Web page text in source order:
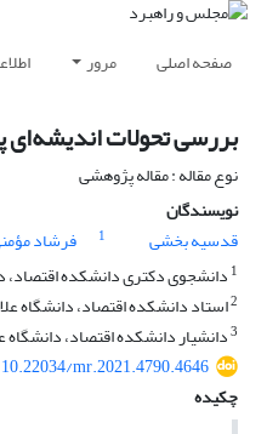
صفحه اصلی مرور
بررسی تحولات اندیشه‌ای
نوع مقاله : مقاله پژوهشی
نویسندگان
قدسیه بخشی
1 فرشاد
1 دانشجوی دکتری دانشکده اقتصاد،
2استاد دانشکده اقتصاد، دانشگاه
3دانشیار دانشکده اقتصاد، دانشگاه
10.22034/mr.2021.4790.4646
چکیده